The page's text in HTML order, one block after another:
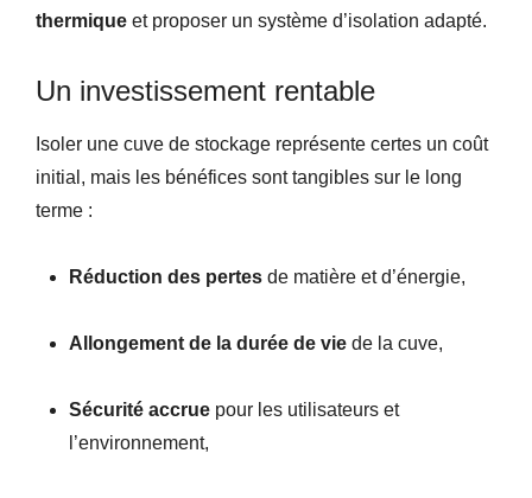
thermique et proposer un système d’isolation adapté.
Un investissement rentable
Isoler une cuve de stockage représente certes un coût
initial, mais les bénéfices sont tangibles sur le long
terme :
Réduction des pertes de matière et d’énergie,
Allongement de la durée de vie de la cuve,
Sécurité accrue pour les utilisateurs et
l’environnement,